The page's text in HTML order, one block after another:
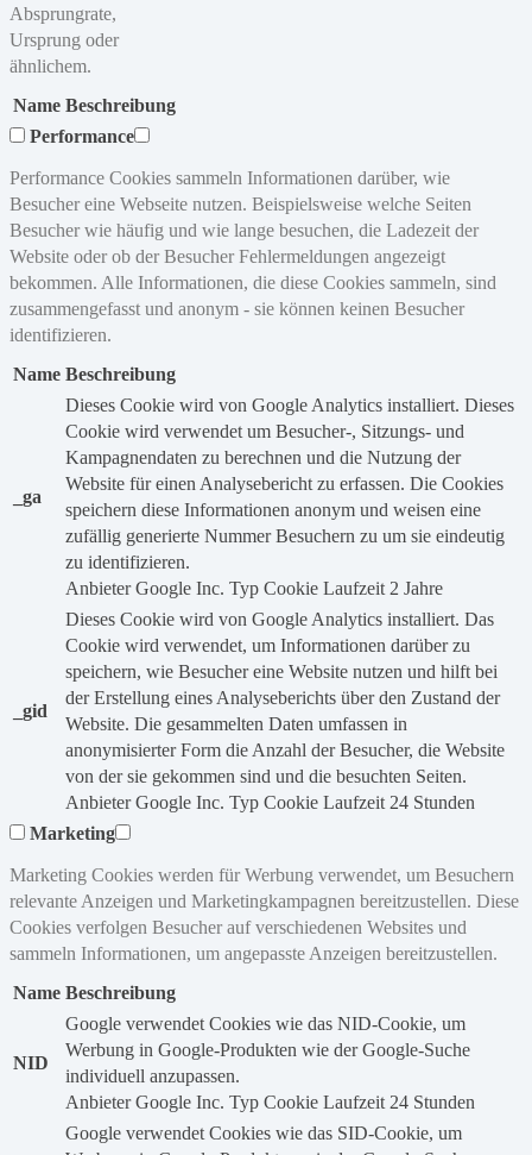
Absprungrate,
Ursprung oder
ähnlichem.
Name Beschreibung
Performance
Performance Cookies sammeln Informationen darüber, wie
Besucher eine Webseite nutzen. Beispielsweise welche Seiten
Besucher wie häufig und wie lange besuchen, die Ladezeit der
Website oder ob der Besucher Fehlermeldungen angezeigt
bekommen. Alle Informationen, die diese Cookies sammeln, sind
zusammengefasst und anonym - sie können keinen Besucher
identifizieren.
Name Beschreibung
_ga
Dieses Cookie wird von Google Analytics installiert. Dieses
Cookie wird verwendet um Besucher-, Sitzungs- und
Kampagnendaten zu berechnen und die Nutzung der
Website für einen Analysebericht zu erfassen. Die Cookies
speichern diese Informationen anonym und weisen eine
zufällig generierte Nummer Besuchern zu um sie eindeutig
zu identifizieren.
Anbieter Google Inc. Typ Cookie Laufzeit 2 Jahre
_gid
Dieses Cookie wird von Google Analytics installiert. Das
Cookie wird verwendet, um Informationen darüber zu
speichern, wie Besucher eine Website nutzen und hilft bei
der Erstellung eines Analyseberichts über den Zustand der
Website. Die gesammelten Daten umfassen in
anonymisierter Form die Anzahl der Besucher, die Website
von der sie gekommen sind und die besuchten Seiten.
Anbieter Google Inc. Typ Cookie Laufzeit 24 Stunden
Marketing
Marketing Cookies werden für Werbung verwendet, um Besuchern
relevante Anzeigen und Marketingkampagnen bereitzustellen. Diese
Cookies verfolgen Besucher auf verschiedenen Websites und
sammeln Informationen, um angepasste Anzeigen bereitzustellen.
Name Beschreibung
NID
Google verwendet Cookies wie das NID-Cookie, um
Werbung in Google-Produkten wie der Google-Suche
individuell anzupassen.
Anbieter Google Inc. Typ Cookie Laufzeit 24 Stunden
Google verwendet Cookies wie das SID-Cookie, um